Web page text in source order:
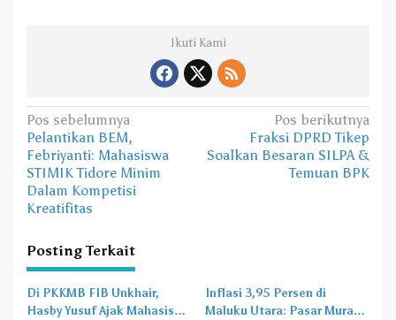
Ikuti Kami
N
a
v
i
a
s
i
Pos sebelumnya
Pelantikan BEM,
Febriyanti: Mahasiswa
STIMIK Tidore Minim
Dalam Kompetisi
Kreatifitas
Pos berikutnya
Fraksi DPRD Tikep
Soalkan Besaran SILPA &
Temuan BPK
Posting Terkait
Di PKKMB FIB Unkhair,
Hasby Yusuf Ajak Mahasiswa
Inflasi 3,95 Persen di
Maluku Utara: Pasar Murah